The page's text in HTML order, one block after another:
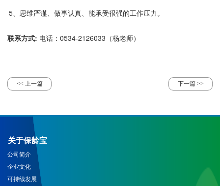
5、思维严谨、做事认真、能承受很强的工作压力。
联系方式: 电话：0534-2126033（杨老师）
<< 上一篇 下一篇 >>
关于保龄宝
公司简介
企业文化
可持续发展